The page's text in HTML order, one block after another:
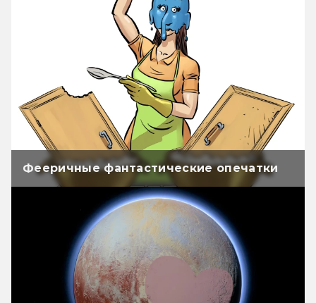
Фееричные фантастические опечатки